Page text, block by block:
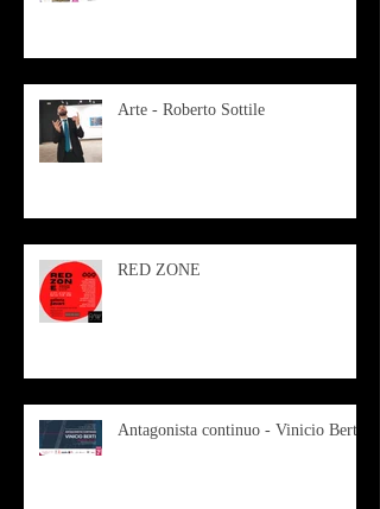
Arte - Roberto Sottile
RED ZONE
Antagonista continuo - Vinicio Berti